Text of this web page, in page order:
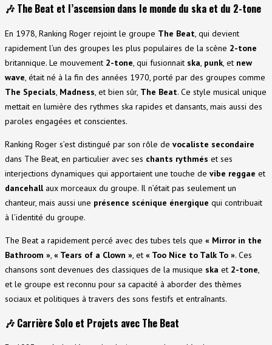
🎶 The Beat et l’ascension dans le monde du ska et du 2-tone
En 1978, Ranking Roger rejoint le groupe The Beat, qui devient
rapidement l’un des groupes les plus populaires de la scène 2-tone
britannique. Le mouvement 2-tone, qui fusionnait ska, punk, et new
wave, était né à la fin des années 1970, porté par des groupes comme
The Specials, Madness, et bien sûr, The Beat. Ce style musical unique
mettait en lumière des rythmes ska rapides et dansants, mais aussi des
paroles engagées et conscientes.
Ranking Roger s’est distingué par son rôle de vocaliste secondaire
dans The Beat, en particulier avec ses chants rythmés et ses
interjections dynamiques qui apportaient une touche de vibe reggae et
dancehallaux morceaux du groupe. Il n’était pas seulement un
chanteur, mais aussi une présence scénique énergique qui contribuait
à l’identité du groupe.
The Beat a rapidement percé avec des tubes tels que « Mirror in the
Bathroom », « Tears of a Clown », et « Too Nice to Talk To ». Ces
chansons sont devenues des classiques de la musique ska et 2-tone,
et le groupe est reconnu pour sa capacité à aborder des thèmes
sociaux et politiques à travers des sons festifs et entraînants.
🎶 Carrière Solo et Projets avec The Beat